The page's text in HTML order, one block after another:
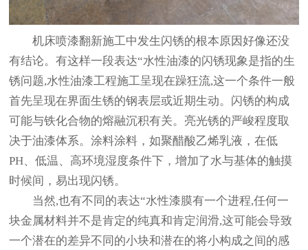
机床喷漆翻新施工中发生闪锈的根本原因好像还没
有结论。有这样一段表达“水性油漆的闪锈现象是指的生
锈问题,水性油漆工程施工呈现在躁狂流,这一个条件一般
首先呈现在界面生锈的钢表层或近期生动。闪锈的构成
可能与铁化合物的熔融沉积有关。亮光锈的严峻程度取
决于油漆体系。涂料涂料，如聚醋酸乙烯乳液，在低
PH、低温、高环境湿度条件下，增加了水与基体的触摸
时候间，易出现闪锈。
当然,也有不同的表达“水性漆膜有一个进程,任何一
块金属材料并不是肯定的纯真和肯定润滑,这可能会导致
一个潜在的差异不同的小块和潜在的将小构成之间的感